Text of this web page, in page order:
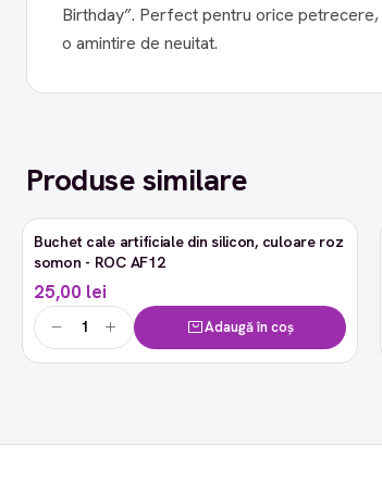
Birthday”. Perfect pentru orice
o amintire de neuitat.
Produse similare
Buchet cale artificiale din silicon, culoare roz
somon - ROC AF12
25,00 lei
Adaugă în coș